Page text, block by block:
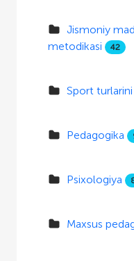
Jismoniy
metodikasi
42
Sport
Pedagogika
Psixologiya
Maxsus